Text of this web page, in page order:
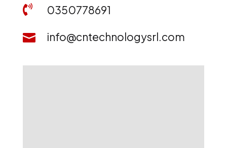
 0350778691
 info@cntechnologysrl.com